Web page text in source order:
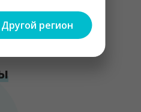
Другой регион